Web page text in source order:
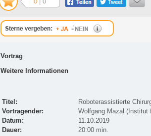
Vortrag
Weitere Informationen
Titel:
Roboterassistierte
Vortragender:
Wolfgang Mazal (Institut
Datum:
11.10.2019
Dauer:
20:00 min.